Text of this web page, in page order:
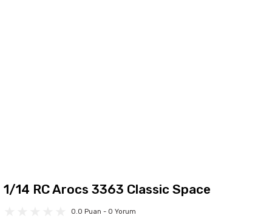
1/14 RC Arocs 3363 Classic Space
0.0 Puan - 0 Yorum